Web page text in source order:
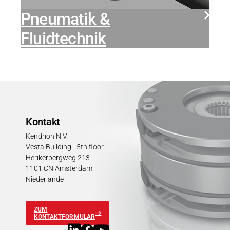
Pneumatik &
Fluidtechnik
Kontakt
Kendrion N.V.
Vesta Building - 5th floor
Herikerbergweg 213
1101 CN Amsterdam
Niederlande
ZUM
KONTAKTFORMULAR